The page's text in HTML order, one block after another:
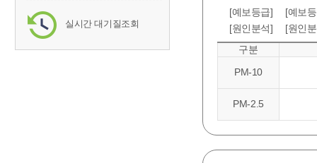
실시간 대기질조회
[예보등급]
[예보
[원인분석]
[원인
구분
PM-10
PM-2.5